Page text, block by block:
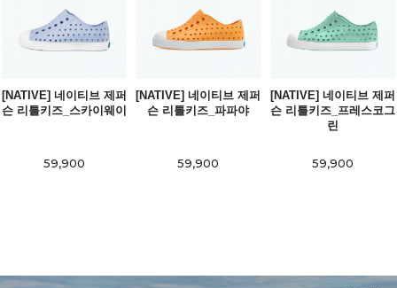
[NATIVE] 네이티브 제퍼
슨 리틀키즈_스카이웨이
59,900
[NATIVE] 네이티브 제퍼
슨 리틀키즈_파파야
59,900
[NATIVE] 네이티브 제퍼
슨 리틀키즈_프레스코그
린
59,900